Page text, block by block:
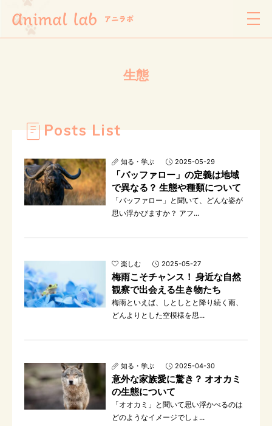
生態
知る・学ぶ 2025-05-29
「バッファロー」の定義は地域
で異なる？ 生態や種類について
「バッファロー」と聞いて、どんな姿が
思い浮かびますか？ アフ...
楽しむ 2025-05-27
梅雨こそチャンス！ 身近な自然
観察で出会える生き物たち
梅雨といえば、しとしとと降り続く雨、
どんよりとした空模様を思...
知る・学ぶ 2025-04-30
意外な家族愛に驚き？ オオカミ
の生態について
「オオカミ」と聞いて思い浮かべるのは
どのようなイメージでしょ...
Posts List